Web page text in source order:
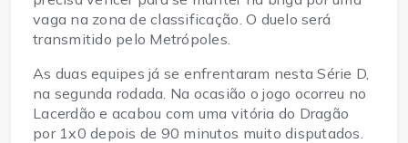
vaga na zona de classificação. O duelo será
transmitido pelo Metrópoles.
As duas equipes já se enfrentaram nesta Série D,
na segunda rodada. Na ocasião o jogo ocorreu no
Lacerdão e acabou com uma vitória do Dragão
por 1x0 depois de 90 minutos muito disputados.